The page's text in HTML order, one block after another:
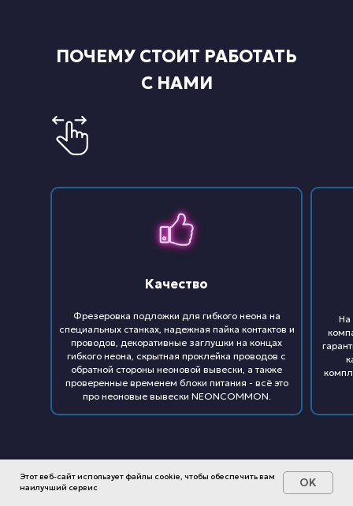
Этот веб-сайт использует файлы cookie, чтобы обеспечить вам
наилучший сервис
OK
ПОЧЕМУ СТОИТ РАБОТАТЬ
С НАМИ
На
Фрезеровка подложки для гибкого неона на
специальных станках, надежная пайка контактов и
проводов, декоративные заглушки на концах
гибкого неона, скрытная проклейка проводов с
обратной стороны неоновой вывески, а также
проверенные временем блоки питания - всё это
про неоновые вывески NEONCOMMON.
Качество